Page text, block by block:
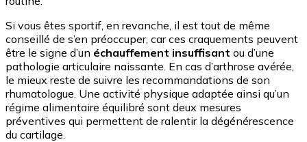
Si vous êtes sportif, en revanche, il est tout de même
conseillé de s’en préoccuper, car ces craquements peuvent
être le signe d’un échauffement insuffisant ou d’une
pathologie articulaire naissante. En cas d’arthrose avérée,
le mieux reste de suivre les recommandations de son
rhumatologue. Une activité physique adaptée ainsi qu’un
régime alimentaire équilibré sont deux mesures
préventives qui permettent de ralentir la dégénérescence
du cartilage.